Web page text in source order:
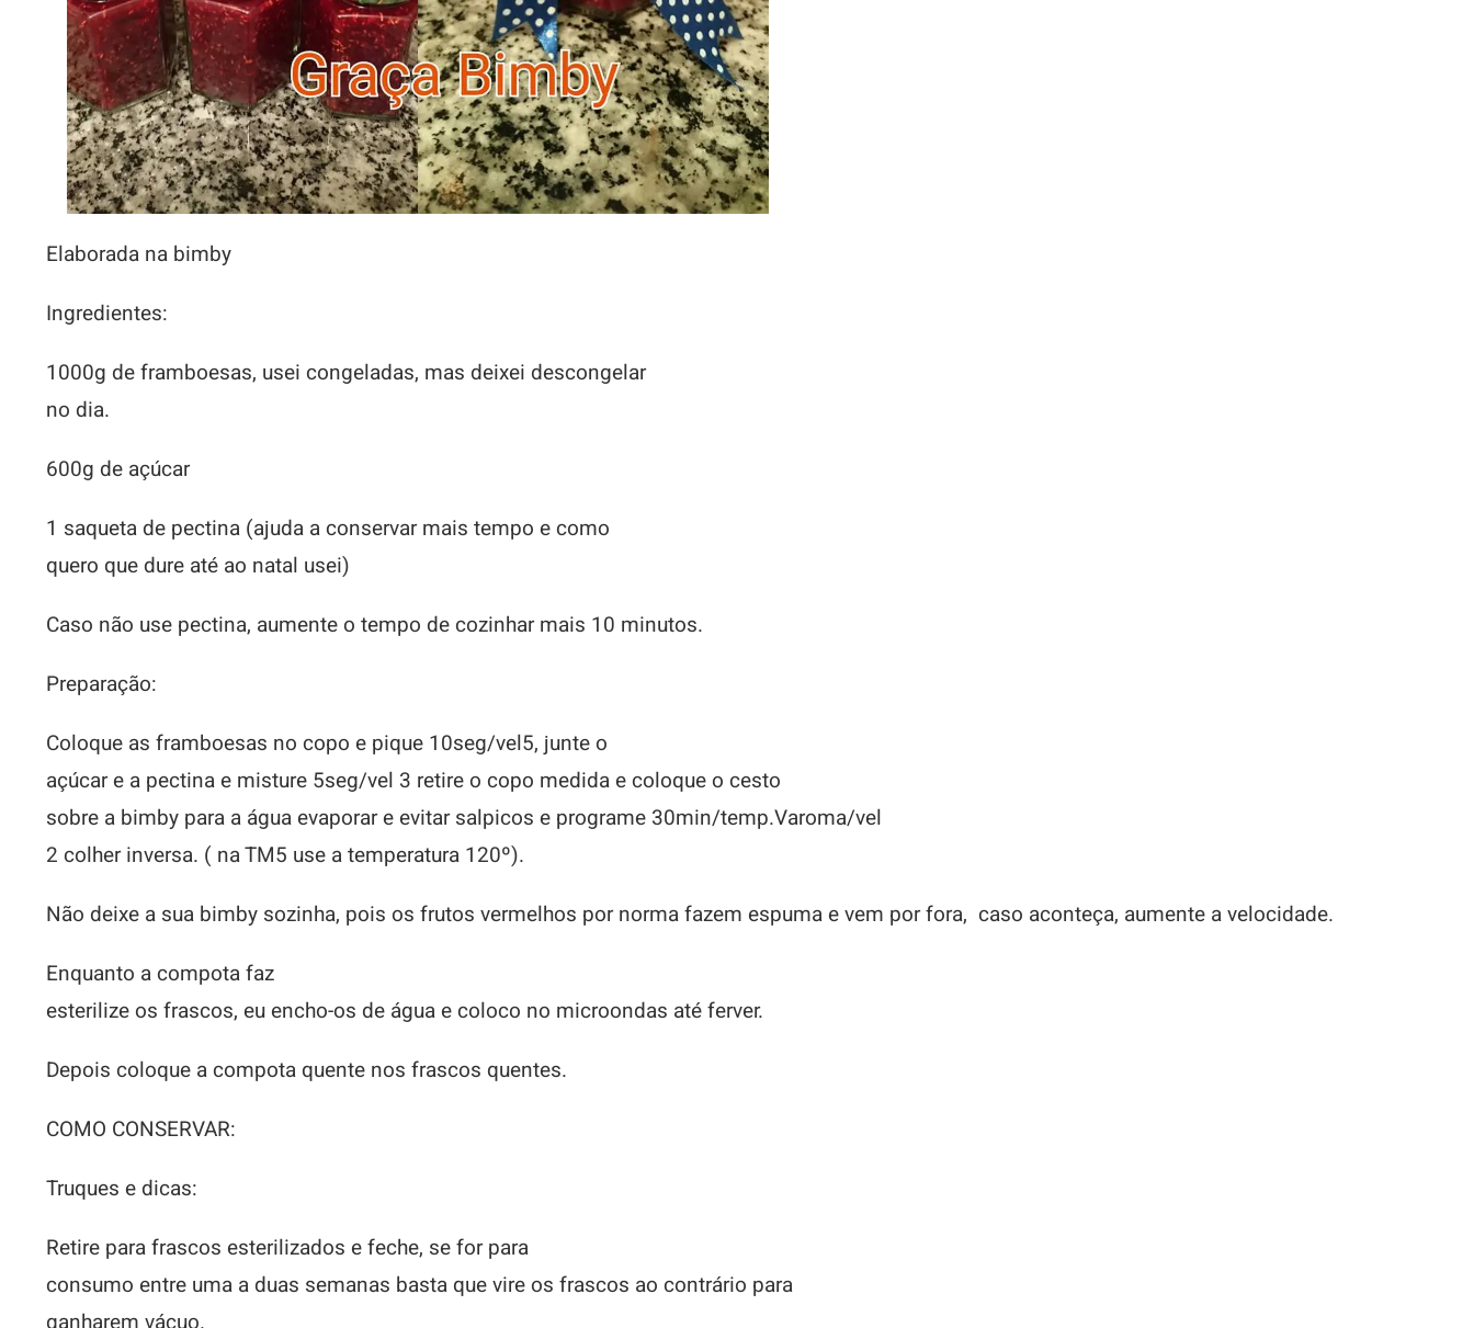
Elaborada na bimby
Ingredientes:
1000g de framboesas, usei congeladas, mas deixei descongelar
no dia.
600g de açúcar
1 saqueta de pectina (ajuda a conservar mais tempo e como
quero que dure até ao natal usei)
Caso não use pectina, aumente o tempo de cozinhar mais 10 minutos.
Preparação:
Coloque as framboesas no copo e pique 10seg/vel5, junte o
açúcar e a pectina e misture 5seg/vel 3 retire o copo medida e coloque o cesto
sobre a bimby para a água evaporar e evitar salpicos e programe 30min/temp.Varoma/vel
2 colher inversa. ( na TM5 use a temperatura 120º).
Não deixe a sua bimby sozinha, pois os frutos vermelhos por norma fazem espuma e vem por fora, caso aconteça, aumente a velocidade.
Enquanto a compota faz
esterilize os frascos, eu encho-os de água e coloco no microondas até ferver.
Depois coloque a compota quente nos frascos quentes.
COMO CONSERVAR:
Truques e dicas:
Retire para frascos esterilizados e feche, se for para
consumo entre uma a duas semanas basta que vire os frascos ao contrário para